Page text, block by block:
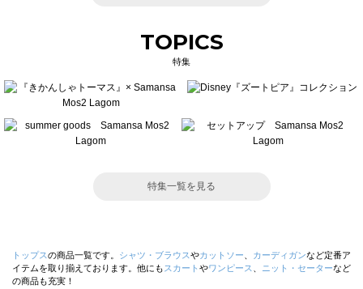
TOPICS
特集
特集一覧を見る
トップスの商品一覧です。 シャツ・ブラウスやカットソー カーディガンなど定番ア
イテムを取り揃えております。他にも スカート やワンピース ニット・セーターなど
の商品も充実！